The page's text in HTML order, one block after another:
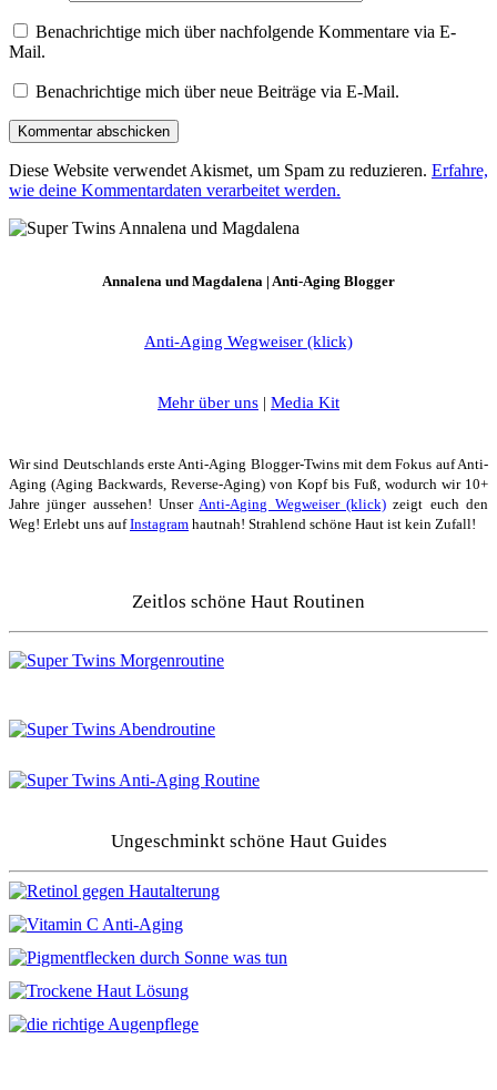
Benachrichtige mich über nachfolgende Kommentare via E-
Mail.
Benachrichtige mich über neue Beiträge via E-Mail.
Diese Website verwendet Akismet, um Spam zu reduzieren. Erfahre,
wie deine Kommentardaten verarbeitet werden.
Annalena und Magdalena | Anti-Aging Blogger
Anti-Aging Wegweiser (klick)
Mehr über uns | Media Kit
Wir sind Deutschlands erste Anti-Aging Blogger-Twins mit dem Fokus auf Anti-
Aging (Aging Backwards, Reverse-Aging) von Kopf bis Fuß, wodurch wir 10+
Jahre jünger aussehen! Unser Anti-Aging Wegweiser (klick) zeigt euch den
Weg! Erlebt uns aufInstagram hautnah! Strahlend schöne Haut ist kein Zufall!
Zeitlos schöne Haut Routinen
Ungeschminkt schöne Haut Guides